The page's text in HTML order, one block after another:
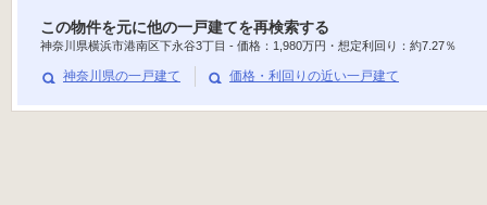
この物件を元に他の一戸建てを再検索する
神奈川県横浜市港南区下永谷3丁目 - 価格： 1,980万円・想定利回り：約7.27％
神奈川県の一戸建て 価格・利回りの近い一戸建て